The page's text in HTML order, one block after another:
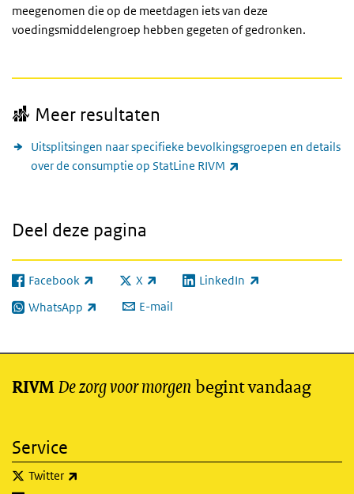
meegenomen die op de meetdagen iets van deze
voedingsmiddelengroep hebben gegeten of gedronken.
Meer resultaten
Uitsplitsingen naar specifieke bevolkingsgroepen en details
over de consumptie op StatLine RIVM
Deel deze pagina
Facebook
(externe link) X
(externe link) LinkedIn
(externe link)
WhatsApp
(externe link) E-mail
RIVM De zorg voor morgen begint vandaag
Service
Twitter